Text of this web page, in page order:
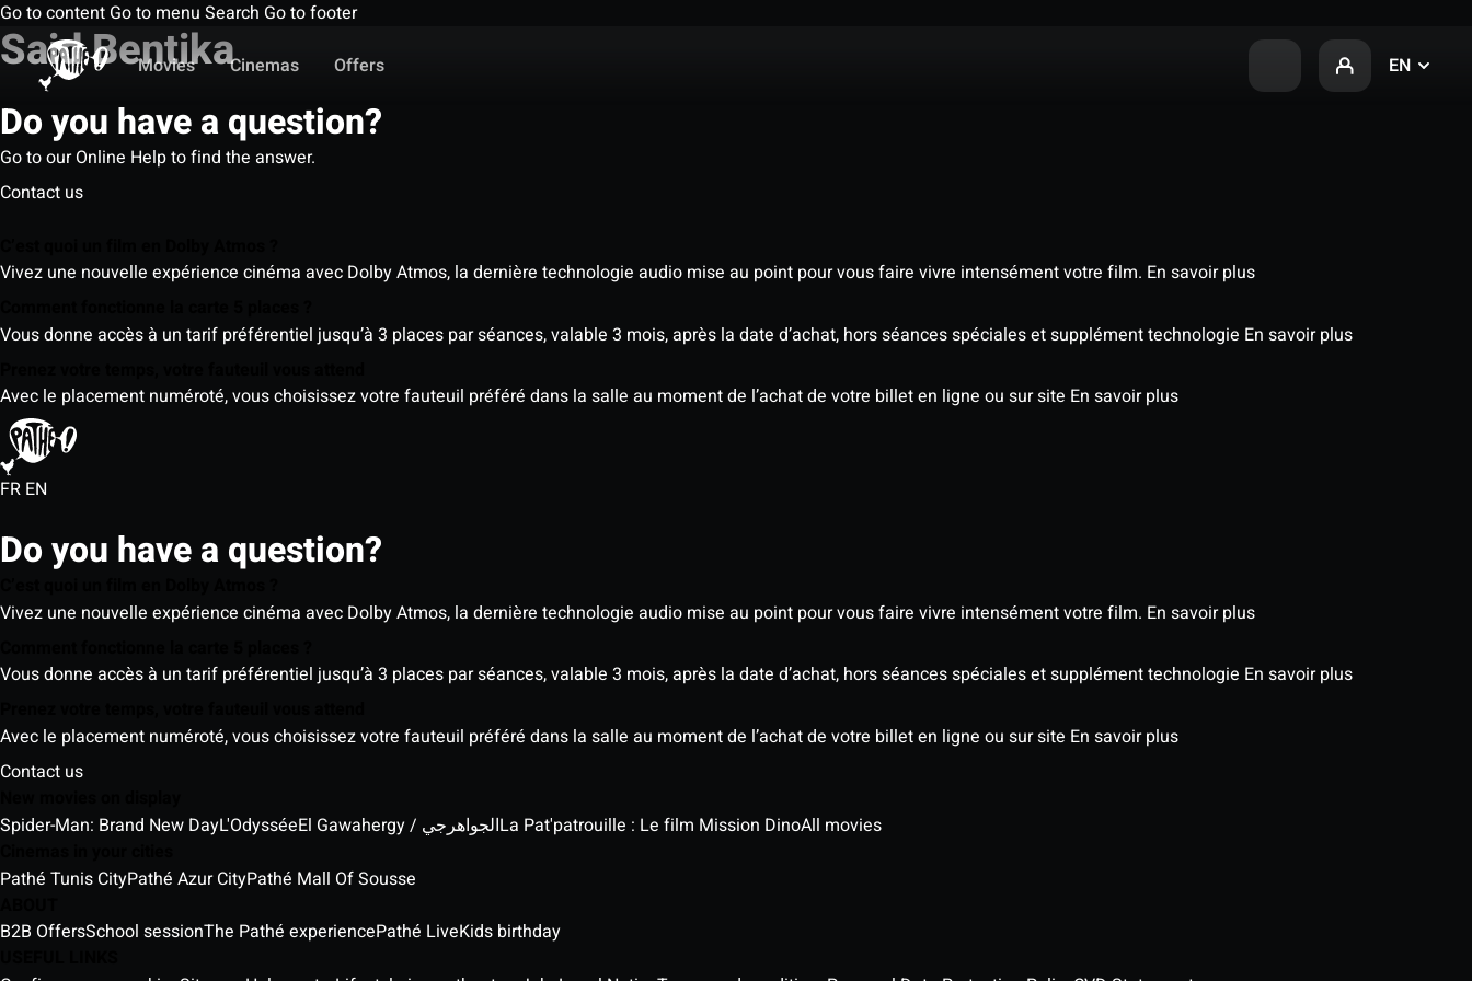
Go to content Go to menu Search Go to footer
Movies
Cinemas Offers EN
Said Bentika
Do you have a question?
Go to our Online Help to find the answer.
Contact us
Vivez une nouvelle expérience cinéma avec Dolby Atmos, la dernière technologie audio mise au point pour vous faire vivre intensément votre film. En savoir plus
Vous donne accès à un tarif préférentiel jusqu’à 3 places par séances, valable 3 mois, après la date d’achat, hors séances spéciales et supplément technologie En savoir plus
Avec le placement numéroté, vous choisissez votre fauteuil préféré dans la salle au moment de l’achat de votre billet en ligne ou sur site En savoir plus
FR EN
Do you have a question?
Vivez une nouvelle expérience cinéma avec Dolby Atmos, la dernière technologie audio mise au point pour vous faire vivre intensément votre film. En savoir plus
Vous donne accès à un tarif préférentiel jusqu’à 3 places par séances, valable 3 mois, après la date d’achat, hors séances spéciales et supplément technologie En savoir plus
Avec le placement numéroté, vous choisissez votre fauteuil préféré dans la salle au moment de l’achat de votre billet en ligne ou sur site En savoir plus
Contact us
Spider-Man: Brand New DayL'Odyssée El Gawahergy / الجواهرجيLa Pat'patrouille : Le film Mission DinoAll movies
Pathé Tunis CityPathé Azur CityPathé Mall Of Sousse
B2B OffersSchool sessionThe Pathé experiencePathé LiveKids birthday